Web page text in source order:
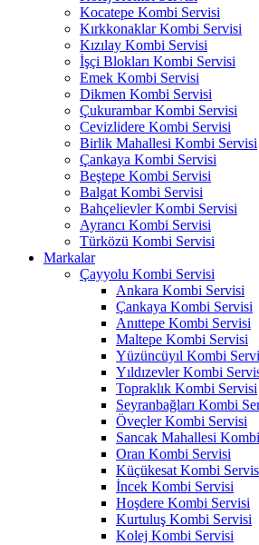
Kocatepe Kombi Servisi
Kırkkonaklar Kombi Servisi
Kızılay Kombi Servisi
İşçi Blokları Kombi Servisi
Emek Kombi Servisi
Dikmen Kombi Servisi
Çukurambar Kombi Servisi
Cevizlidere Kombi Servisi
Birlik Mahallesi Kombi Servisi
Çankaya Kombi Servisi
Beştepe Kombi Servisi
Balgat Kombi Servisi
Bahçelievler Kombi Servisi
Ayrancı Kombi Servisi
Türközü Kombi Servisi
Markalar
Çayyolu Kombi Servisi
Ankara Kombi Servisi
Çankaya Kombi Servisi
Anıttepe Kombi Servisi
Maltepe Kombi Servisi
Yüzüncüyıl Kombi
Yıldızevler Kombi
Topraklık Kombi Servisi
Seyranbağları Kombi
Öveçler Kombi Servisi
Sancak Mahallesi
Oran Kombi Servisi
Küçükesat Kombi
İncek Kombi Servisi
Hoşdere Kombi Servisi
Kurtuluş Kombi Servisi
Kolej Kombi Servisi